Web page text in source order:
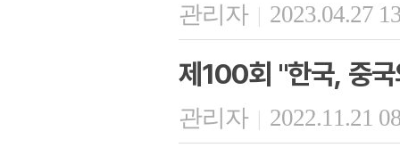
관리자 | 2023.04.27
제100회 "한국, 중
관리자 | 2022.11.21